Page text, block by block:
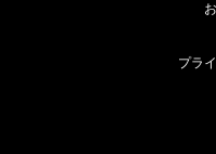
プラ